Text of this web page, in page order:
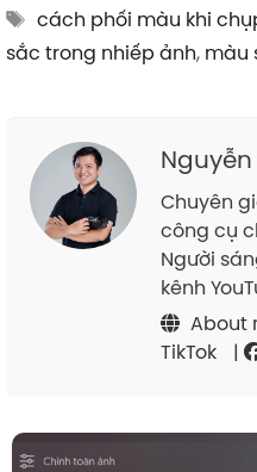
Tags
cách phối màu khi
sắc trong nhiếp ảnh, màu
Chuyên
công cụ
Người
kênh
About
TikTok
|